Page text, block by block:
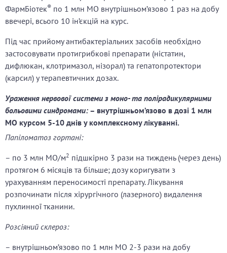
ФармБіотек® по 1 млн МО внутрішньом’язово 1 раз на добу
ввечері, всього 10 ін’єкцій на курс.
Під час прийому антибактеріальних засобів необхідно
застосовувати протигрибкові препарати (ністатин,
дифлюкан, клотримазол, нізорал) та гепатопротектори
(карсил) у терапевтичних дозах.
Ураження нервової системи з моно- та полірадикулярними
больовими синдромами: – внутрішньом’язово в дозі 1 млн
МО курсом 5-10 днів у комплексному лікуванні.
Папіломатоз гортані:
– по 3 млн МО/м2 підшкірно 3 рази на тиждень (через день)
протягом 6 місяців та більше; дозу коригувати з
урахуванням переносимості препарату. Лікування
розпочинати після хірургічного (лазерного) видалення
пухлинної тканини.
Розсіяний склероз:
– внутрішньом’язово по 1 млн МО 2-3 рази на добу